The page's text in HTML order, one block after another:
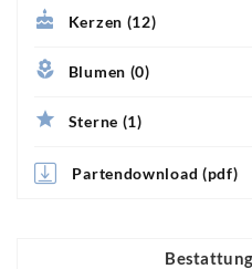
Kerzen (12)
Blumen (0)
Sterne (1)
Partendownload (pdf)